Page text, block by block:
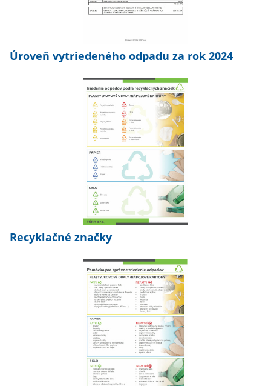
Úroveň vytriedeného odpadu za rok 2024
Recyklačné značky